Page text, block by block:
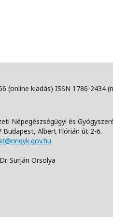
(online kiadás) ISSN 1786-2434
Népegészségügyi és
Budapest, Albert Flórián út 2-6.
Surján Orsolya